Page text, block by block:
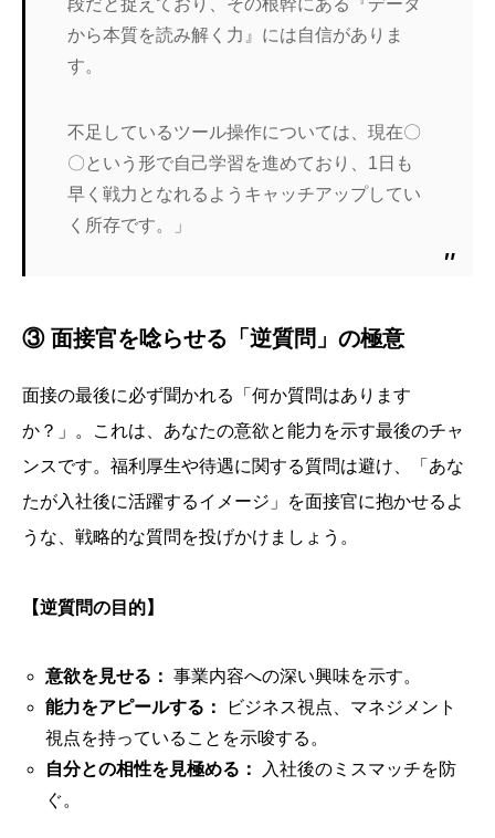
から本質を読み解く力』には自信がありま
す。
不足しているツール操作については、現在〇
〇という形で自己学習を進めており、1日も
早く戦力となれるようキャッチアップしてい
く所存です。」
③ 面接官を唸らせる「逆質問」の極意
面接の最後に必ず聞かれる「何か質問はあります
か？」。これは、あなたの意欲と能力を示す最後のチャ
ンスです。福利厚生や待遇に関する質問は避け、「あな
たが入社後に活躍するイメージ」を面接官に抱かせるよ
うな、戦略的な質問を投げかけましょう。
【逆質問の目的】
意欲を見せる： 事業内容への深い興味を示す。
能力をアピールする：
ビジネス視点、マネジメント
視点を持っていることを示唆する。
自分との相性を見極める：
入社後のミスマッチを防
ぐ。